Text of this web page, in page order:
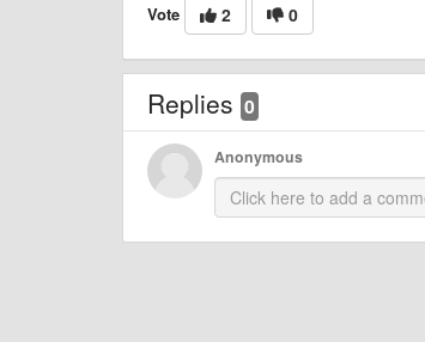
Vote 2 0
Replies 0
Anonymous